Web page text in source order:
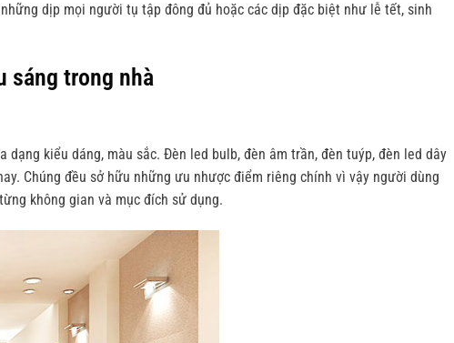
dịp mọi người tụ tập đông đủ hoặc các dịp đặc biệt như lễ tết, sinh
sáng trong nhà
dạng kiểu dáng, màu sắc. Đèn led bulb, đèn âm trần, đèn tuýp, đèn led dây
Chúng đều sở hữu những ưu nhược điểm riêng chính vì vậy người dùng
không gian và mục đích sử dụng.